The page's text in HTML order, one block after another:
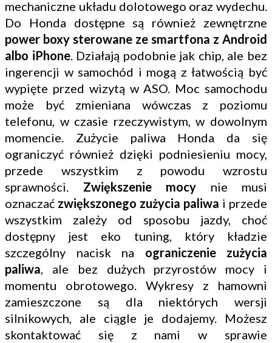
mechaniczne układu dolotowego oraz wydechu.
Do Honda dostępne są również zewnętrzne
power boxy sterowane ze smartfona z Android
albo iPhone. Działają podobnie jak chip, ale bez
ingerencji w samochód i mogą z łatwością być
wypięte przed wizytą w ASO. Moc samochodu
może być zmieniana wówczas z poziomu
telefonu, w czasie rzeczywistym, w dowolnym
momencie. Zużycie paliwa Honda da się
ograniczyć również dzięki podniesieniu mocy,
przede wszystkim z powodu wzrostu
sprawności. Zwiększenie mocy nie musi
oznaczać zwiększonego zużycia paliwa i przede
wszystkim zależy od sposobu jazdy, choć
dostępny jest eko tuning, który kładzie
szczególny nacisk na ograniczenie zużycia
paliwa, ale bez dużych przyrostów mocy i
momentu obrotowego. Wykresy z hamowni
zamieszczone są dla niektórych wersji
silnikowych, ale ciągle je dodajemy. Możesz
skontaktować się z nami w sprawie